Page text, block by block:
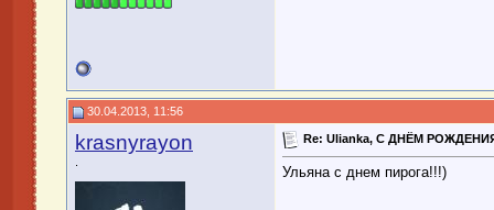
30.04.2013, 11:56
krasnyrayon Re: Ulianka, С ДНЁМ
Ульяна с днем пирога!!!)